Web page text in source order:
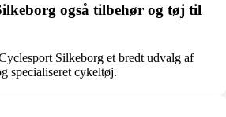
også tilbehør og tøj til
Silkeborg et bredt udvalg af
specialiseret cykeltøj.